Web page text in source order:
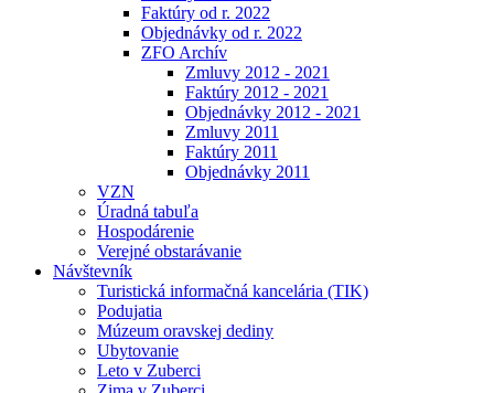
Faktúry od r. 2022
Objednávky od r. 2022
ZFO Archív
Zmluvy 2012 - 2021
Faktúry 2012 - 2021
Objednávky 2012 - 2021
Zmluvy 2011
Faktúry 2011
Objednávky 2011
VZN
Úradná tabuľa
Hospodárenie
Verejné obstarávanie
Návštevník
Turistická informačná kancelária (TIK)
Podujatia
Múzeum oravskej dediny
Ubytovanie
Leto v Zuberci